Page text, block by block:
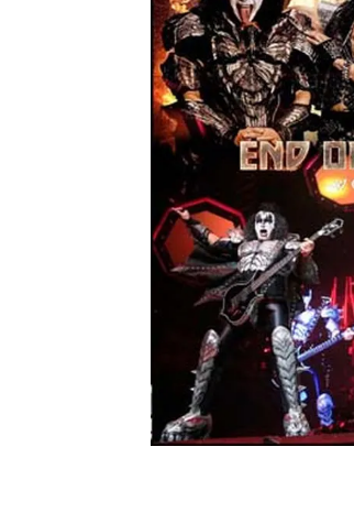
*NEW RELEASE (最新約3ヶ月)
*NEW RELEASE (最新約3ヶ月)
*NEW RELEASE (最新約3ヶ月)
*NEW RELEASE (最新約3ヶ月)
*NEW RELEASE (最新約3ヶ月)